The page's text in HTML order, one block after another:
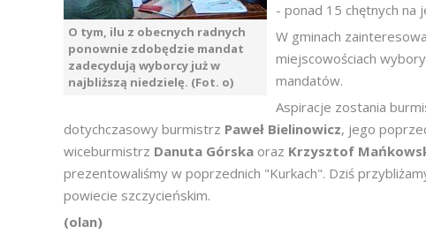
O tym, ilu z obecnych radnych
ponownie zdobędzie mandat
zadecydują wyborcy już w
najbliższą niedzielę. (Fot. o)
- ponad 15 chętnych na
W gminach
miejscowościach
mandatów.
Aspiracje zostania
dotychczasowy burmistrz Paweł Bielinowicz, jego
wiceburmistrz Danuta Górska oraz Krzysztof
prezentowaliśmy w poprzednich "Kurkach". Dziś
powiecie szczycieńskim.
(olan)